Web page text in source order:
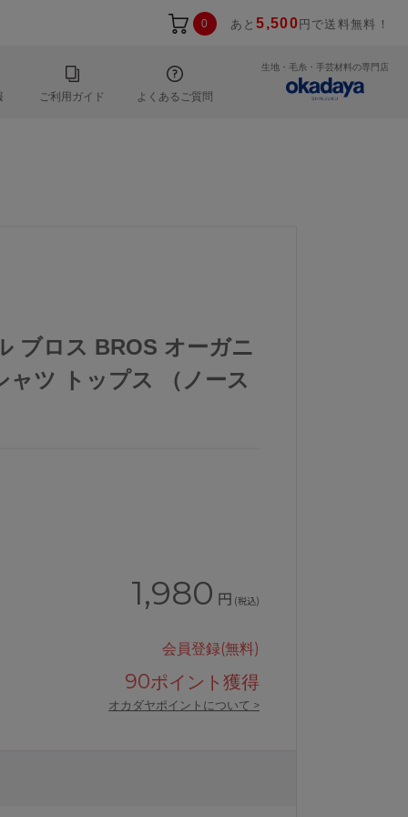
0 あと5,500 円で送料無料！
ご利用ガイド よくあるご質問
生地・毛糸・手芸材料の専門店
ワコールBROSインナーシャツメン
ブロス BROS オーガニ
ャツ トップス （ノース
1,980 円 (税込)
会員登録(無料)
90ポイント獲得
オカダヤポイントについて >